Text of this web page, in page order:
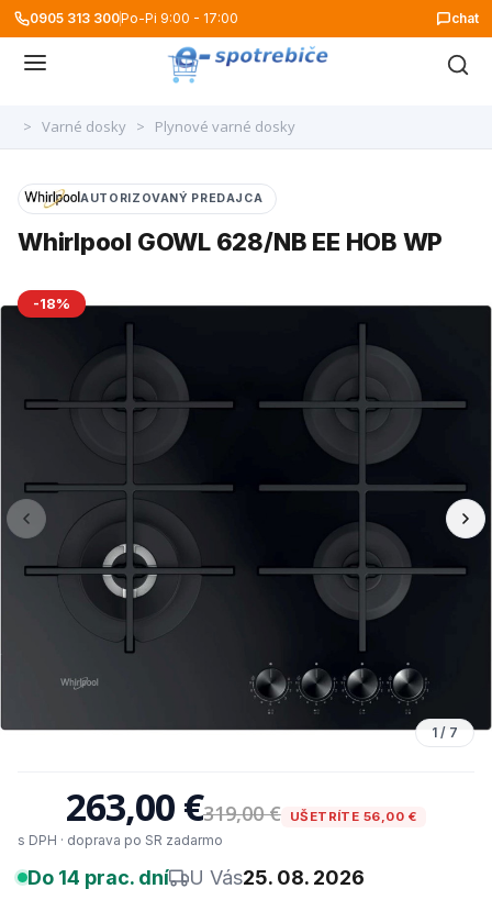
0905 313 300Po-Pi 9:00 - 17:00 chat
> Varné dosky > Plynové varné dosky
-18%
1 / 7
AUTORIZOVANÝ PREDAJCA
Whirlpool GOWL 628/NB EE HOB WP
263,00 €319,00 € UŠETRÍTE 56,00 €
s DPH · doprava po SR zadarmo
Do 14 prac. dní U Vás25. 08. 2026